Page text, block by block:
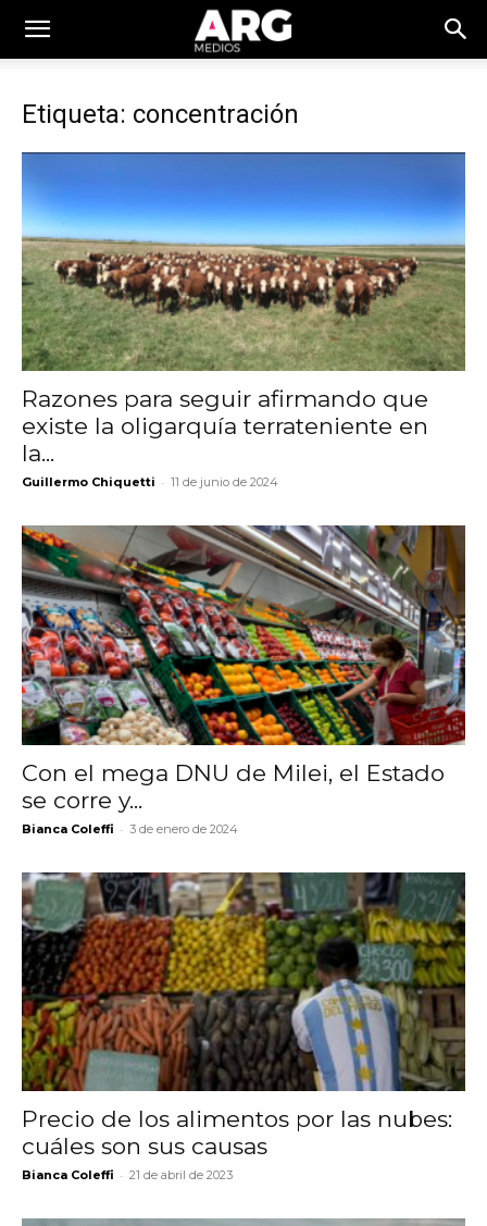
Etiqueta: concentración
Razones para seguir afirmando que
existe la oligarquía terrateniente en
la...
Guillermo Chiquetti - 11 de junio de 2024
Con el mega DNU de Milei, el Estado
se corre y...
Bianca Coleffi - 3 de enero de 2024
Precio de los alimentos por las nubes:
cuáles son sus causas
Bianca Coleffi - 21 de abril de 2023